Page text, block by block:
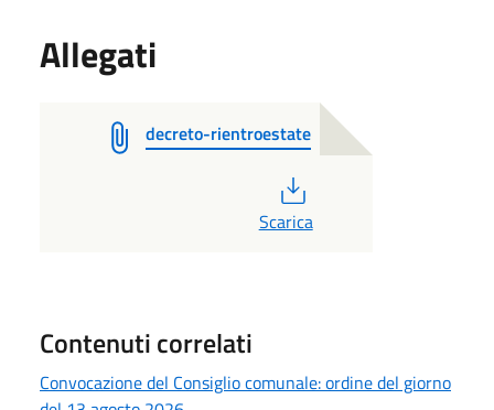
Allegati
decreto-rientroestate
Scarica
Contenuti correlati
Convocazione del Consiglio comunale: ordine del giorno